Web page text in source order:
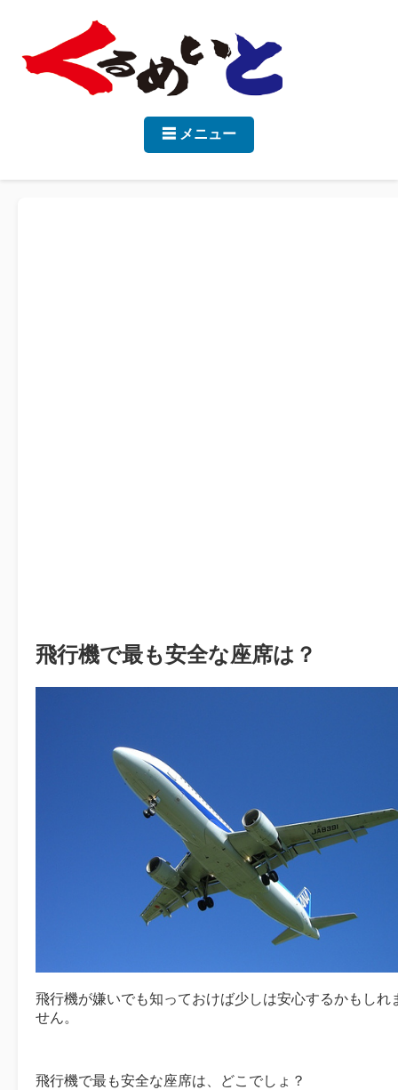
☰ メニュー
飛行機で最も安全な座席は？
飛行機が嫌いでも知っておけば少しは安心するかもしれ
せん。
飛行機で最も安全な座席は、どこでしょ？